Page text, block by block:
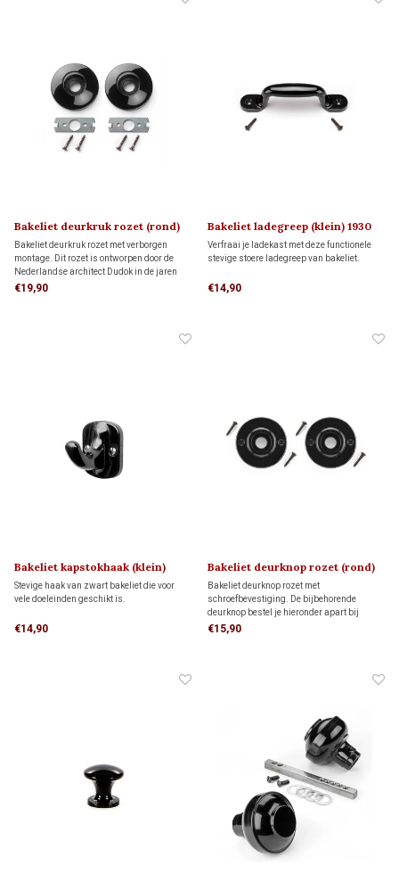
Bakeliet deurkruk rozet (rond)
DUDOK 1930
Bakeliet deurkruk rozet met verborgen
montage. Dit rozet is ontworpen door de
Nederlandse architect Dudok in de jaren
30. De bijbehorende deurkruk bestel je
€19,90
Bakeliet ladegreep (klein) 1930
Verfraai je ladekast met deze functionele
stevige stoere ladegreep van bakeliet.
€14,90
Bakeliet kapstokhaak (klein)
1930
Stevige haak van zwart bakeliet die voor
vele doeleinden geschikt is.
€14,90
Bakeliet deurknop rozet (rond)
ART DECO 1920
Bakeliet deurknop rozet met
schroefbevestiging. De bijbehorende
deurknop bestel je hieronder apart bij
'gerelateerde producten'
€15,90